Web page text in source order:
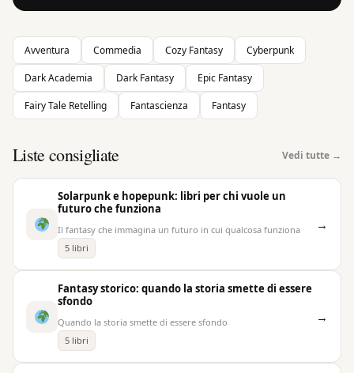
Avventura Commedia Cozy Fantasy Cyberpunk
Dark Academia Dark Fantasy Epic Fantasy
Fairy Tale Retelling Fantascienza Fantasy
Liste consigliate Vedi tutte →
Solarpunk e hopepunk: libri per chi vuole un
futuro che funziona
Il fantasy che immagina un futuro in cui qualcosa funziona
5 libri
→
Fantasy storico: quando la storia smette di essere
sfondo
Quando la storia smette di essere sfondo
5 libri
→